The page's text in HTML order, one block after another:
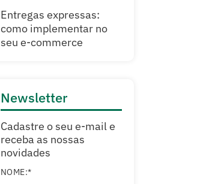
Entregas expressas:
como implementar no
seu e-commerce
Newsletter
Cadastre o seu e-mail e
receba as nossas
novidades
NOME:*